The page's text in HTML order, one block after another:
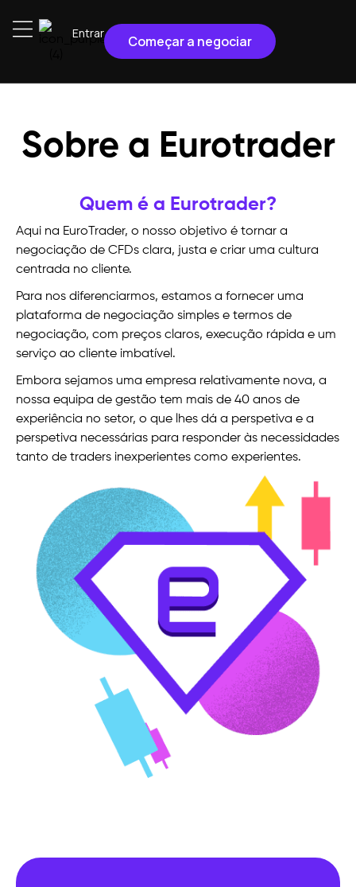
Entrar Começar a negociar
Sobre a Eurotrader
Quem é a Eurotrader?
Aqui na EuroTrader, o nosso objetivo é tornar a
negociação de CFDs clara, justa e criar uma cultura
centrada no cliente.
Para nos diferenciarmos, estamos a fornecer uma
plataforma de negociação simples e termos de
negociação, com preços claros, execução rápida e um
serviço ao cliente imbatível.
Embora sejamos uma empresa relativamente nova, a
nossa equipa de gestão tem mais de 40 anos de
experiência no setor, o que lhes dá a perspetiva e a
perspetiva necessárias para responder às necessidades
tanto de traders inexperientes como experientes.